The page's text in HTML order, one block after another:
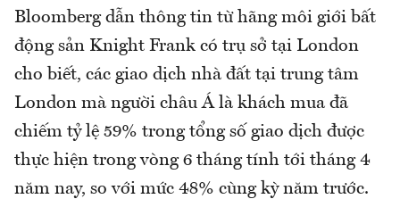
Bloomberg dẫn thông tin từ hãng môi giới bất
động sản Knight Frank có trụ sở tại London
cho biết, các giao dịch nhà đất tại trung tâm
London mà người châu Á là khách mua đã
chiếm tỷ lệ 59% trong tổng số giao dịch được
thực hiện trong vòng 6 tháng tính tới tháng 4
năm nay, so với mức 48% cùng kỳ năm trước.